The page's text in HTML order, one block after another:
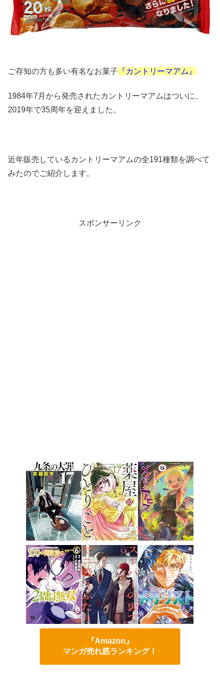
ご存知の方も多い有名なお菓子 『カントリーマアム』
1984年7月から発売されたカントリーマアムはついに、
2019年で35周年を迎えました。
近年販売しているカントリーマアムの全191種類を調べて
みたのでご紹介します。
スポンサーリンク
『Amazon』
マンガ売れ筋ランキング！